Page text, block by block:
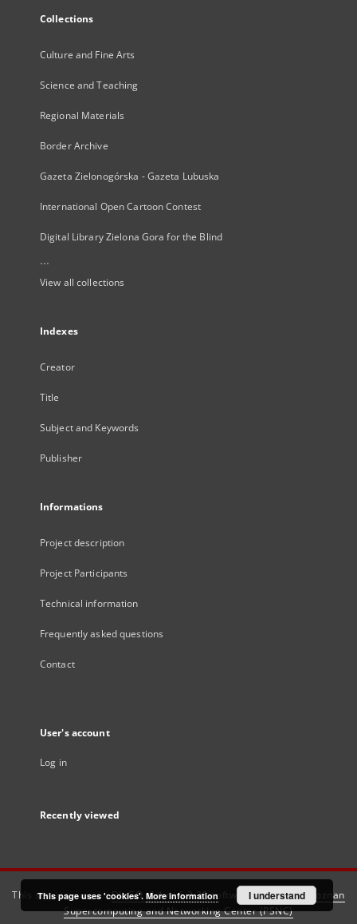
Collections
Culture and Fine Arts
Science and Teaching
Regional Materials
Border Archive
Gazeta Zielonogórska - Gazeta Lubuska
International Open Cartoon Contest
Digital Library Zielona Gora for the Blind
...
View all collections
Indexes
Creator
Title
Subject and Keywords
Publisher
Informations
Project description
Project Participants
Technical information
Frequently asked questions
Contact
User's account
Log in
Recently viewed
This service runs onDInGO dLibra 6.3.21software created by
Poznan
Supercomputing and Networking Center (PSNC)
This page uses 'cookies'. More information I understand